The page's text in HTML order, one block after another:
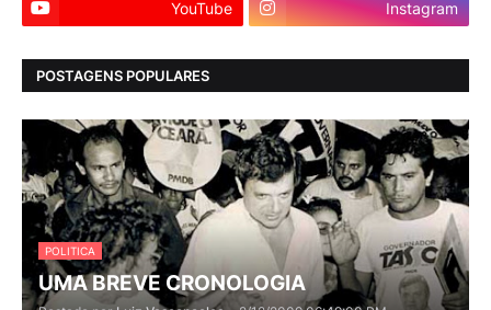
YouTube Instagram
POSTAGENS POPULARES
POLITICA
UMA BREVE CRONOLOGIA